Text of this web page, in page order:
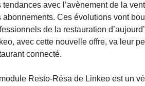
tendances avec l’avènement de la
abonnements. Ces évolutions vont
de la restauration
avec cette nouvelle offre, va leur
connecté.
Resto-Résa de Linkeo est un